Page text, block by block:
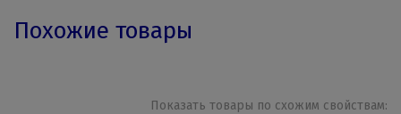
Похожие товары
Показать товары по схожим свойствам: